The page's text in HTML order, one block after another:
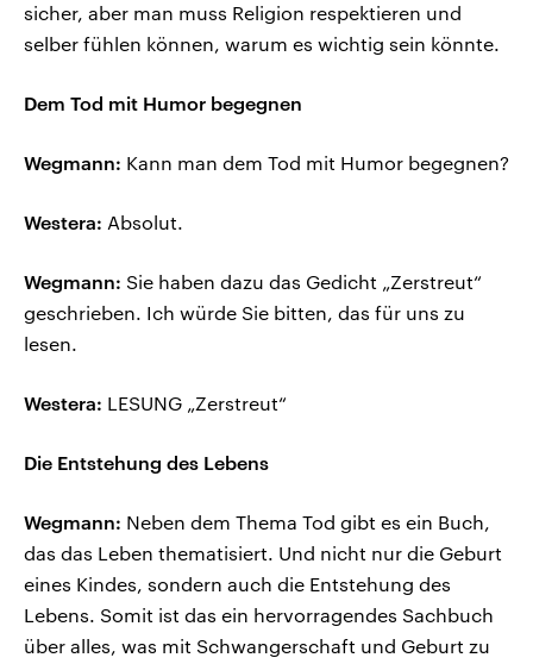
sicher, aber man muss Religion respektieren und
selber fühlen können, warum es wichtig sein könnte.
Dem Tod mit Humor begegnen
Wegmann: Kann man dem Tod mit Humor begegnen?
Westera: Absolut.
Wegmann: Sie haben dazu das Gedicht „Zerstreut“
geschrieben. Ich würde Sie bitten, das für uns zu
lesen.
Westera: LESUNG „Zerstreut“
Die Entstehung des Lebens
Wegmann: Neben dem Thema Tod gibt es ein Buch,
das das Leben thematisiert. Und nicht nur die Geburt
eines Kindes, sondern auch die Entstehung des
Lebens. Somit ist das ein hervorragendes Sachbuch
über alles, was mit Schwangerschaft und Geburt zu